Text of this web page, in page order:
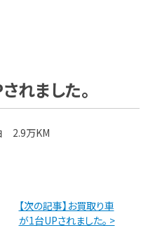
れました。
2.9万KM
【次の記事】お買取り車
が1台UPされました。 >